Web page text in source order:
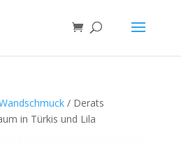
/ Derats
in Türkis und Lila